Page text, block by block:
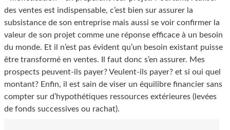
des ventes est indispensable, c’est bien sur assurer la
subsistance de son entreprise mais aussi se voir confirmer la
valeur de son projet comme une réponse efficace à un besoin
du monde. Et il n’est pas évident qu’un besoin existant puisse
être transformé en ventes. Il faut donc s’en assurer. Mes
prospects peuvent-ils payer? Veulent-ils payer? et si oui quel
montant? Enfin, il est sain de viser un équilibre financier sans
compter sur d’hypothétiques ressources extérieures (levées
de fonds successives ou rachat).